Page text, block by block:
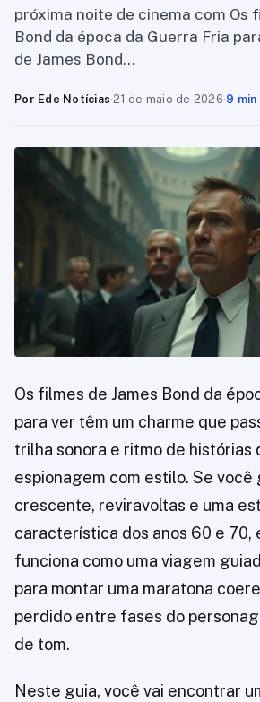
próxima noite de cinema com Os
Bond da época da Guerra Fria
de James Bond…
Por Ede Notícias·21 de maio de 2026·9
Os filmes de James Bond da
para ver têm um charme que
trilha sonora e ritmo de histórias
espionagem com estilo. Se
crescente, reviravoltas e uma
característica dos anos 60 e 70,
funciona como uma viagem
para montar uma maratona
perdido entre fases do
de tom.
Neste guia, você vai encontrar